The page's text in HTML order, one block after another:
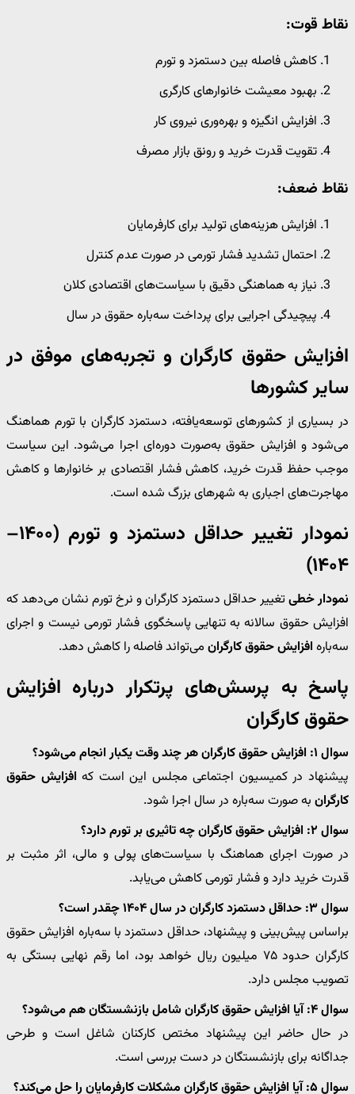
نقاط قوت:
کاهش فاصله بین دستمزد و تورم
بهبود معیشت خانوارهای کارگری
افزایش انگیزه و بهره‌وری نیروی کار
تقویت قدرت خرید و رونق بازار مصرف
نقاط ضعف:
افزایش هزینه‌های تولید برای کارفرمایان
احتمال تشدید فشار تورمی در صورت عدم کنترل
نیاز به هماهنگی دقیق با سیاست‌های اقتصادی کلان
پیچیدگی اجرایی برای پرداخت سه‌باره حقوق در سال
افزایش حقوق کارگران و تجربه‌های موفق در
سایر کشورها
در بسیاری از کشورهای توسعه‌یافته، دستمزد کارگران با تورم هماهنگ
می‌شود و افزایش حقوق به‌صورت دوره‌ای اجرا می‌شود. این سیاست
موجب حفظ قدرت خرید، کاهش فشار اقتصادی بر خانوارها و کاهش
مهاجرت‌های اجباری به شهرهای بزرگ شده است.
نمودار تغییر حداقل دستمزد و تورم (۱۴۰۰–
۱۴۰۴)
نمودار خطیتغییر حداقل دستمزد کارگران و نرخ تورم نشان می‌دهد که
افزایش حقوق سالانه به تنهایی پاسخگوی فشار تورمی نیست و اجرای
سه‌باره افزایش حقوق کارگران می‌تواند فاصله را کاهش دهد.
پاسخ به پرسش‌های پرتکرار درباره افزایش
حقوق کارگران
سوال ۱: افزایش حقوق کارگران هر چند وقت یکبار انجام می‌شود؟
پیشنهاد در کمیسیون اجتماعی مجلس این است که افزایش حقوق
کارگران به صورت سه‌باره در سال اجرا شود.
سوال ۲: افزایش حقوق کارگران چه تاثیری بر تورم دارد؟
در صورت اجرای هماهنگ با سیاست‌های پولی و مالی، اثر مثبت بر
قدرت خرید دارد و فشار تورمی کاهش می‌یابد.
سوال ۳: حداقل دستمزد کارگران در سال ۱۴۰۴ چقدر است؟
براساس پیش‌بینی و پیشنهاد، حداقل دستمزد با سه‌باره افزایش حقوق
کارگران حدود ۷۵ میلیون ریال خواهد بود، اما رقم نهایی بستگی به
تصویب مجلس دارد.
سوال ۴: آیا افزایش حقوق کارگران شامل بازنشستگان هم می‌شود؟
در حال حاضر این پیشنهاد مختص کارکنان شاغل است و طرحی
جداگانه برای بازنشستگان در دست بررسی است.
سوال ۵: آیا افزایش حقوق کارگران مشکلات کارفرمایان را حل می‌کند؟